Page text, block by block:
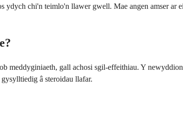
chi'n teimlo'n llawer gwell. Mae angen amser
meddyginiaeth, gall achosi sgil-effeithiau. Y
â steroidau llafar.